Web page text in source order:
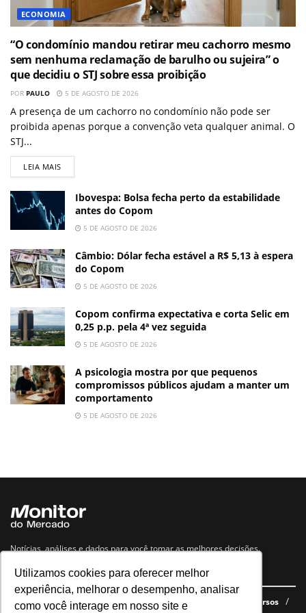
Utilizamos cookies para oferecer melhor
experiência, melhorar o desempenho, analisar
como você interage em nosso site e
ECONOMIA
“O condomínio mandou retirar meu cachorro mesmo
sem nenhuma reclamação de barulho ou sujeira” o
que decidiu o STJ sobre essa proibição
POR PAULO 5 DE AGOSTO DE 2026
A presença de um cachorro no condomínio não pode ser
proibida apenas porque a convenção veta qualquer animal. O
STJ...
LEIA MAIS
Ibovespa: Bolsa fecha perto da estabilidade
antes do Copom
5 DE AGOSTO DE 2026
Câmbio: Dólar fecha estável a R$ 5,13 à espera
do Copom
5 DE AGOSTO DE 2026
Copom confirma expectativa e corta Selic em
0,25 p.p. pela 4ª vez seguida
5 DE AGOSTO DE 2026
A psicologia mostra por que pequenos
compromissos públicos ajudam a manter um
comportamento
5 DE AGOSTO DE 2026
Notícias, análises e dados para você tomar as melhores decisões.
Navegue no site
Últimas notícias Quem somos E-books gratuitos
Cursos